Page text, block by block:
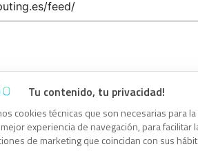
Tu contenido, tu privacidad!
cookies técnicas que son necesarias para
experiencia de navegación, para
de marketing que coincidan con sus
en el portapapeles, haga clic en el botón.